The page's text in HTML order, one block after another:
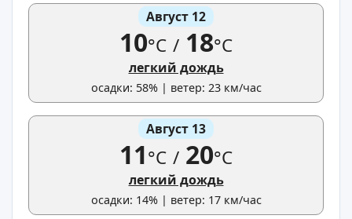
Август 12
10°C / 18°C
легкий дождь
осадки: 58% | ветер: 23 км/час
Август 13
11°C / 20°C
легкий дождь
осадки: 14% | ветер: 17 км/час